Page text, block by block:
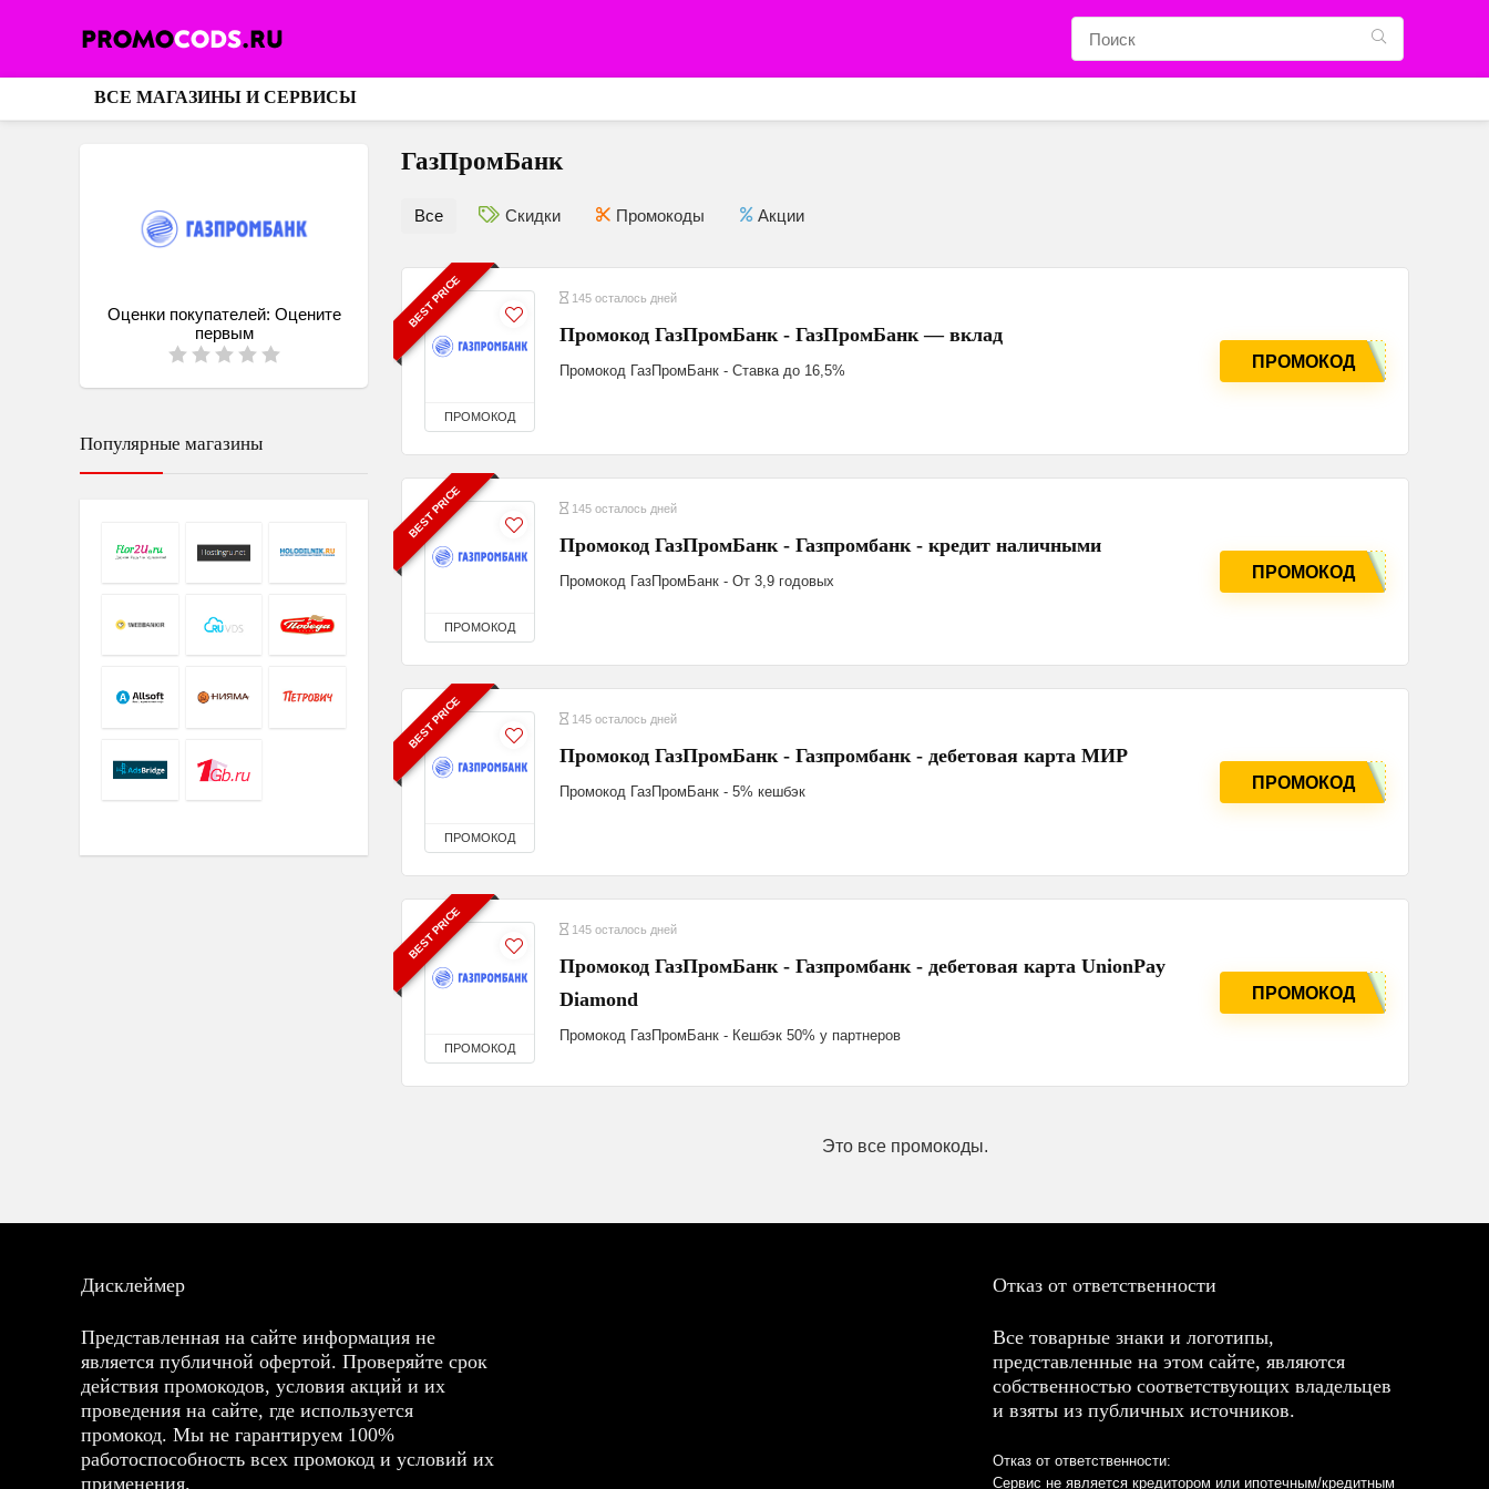
ВСЕ МАГАЗИНЫ И СЕРВИСЫ
ГазПромБанк
Оценки покупателей: Оцените
первым
Все Скидки Промокоды Акции
BEST PRICE
ПРОМОКОД
145 осталось дней
Промокод ГазПромБанк - ГазПромБанк — вклад
Промокод ГазПромБанк - Ставка до 16,5% ПРОМОКОД
BEST PRICE
ПРОМОКОД
145 осталось дней
Промокод ГазПромБанк - Газпромбанк - кредит наличными
Промокод ГазПромБанк - От 3,9 годовых ПРОМОКОД
BEST PRICE
ПРОМОКОД
145 осталось дней
Промокод ГазПромБанк - Газпромбанк - дебетовая карта МИР
Промокод ГазПромБанк - 5% кешбэк ПРОМОКОД
BEST PRICE
ПРОМОКОД
145 осталось дней
Промокод ГазПромБанк - Газпромбанк - дебетовая карта UnionPay
Diamond
Промокод ГазПромБанк - Кешбэк 50% у партнеров
ПРОМОКОД
Это все промокоды.
Популярные магазины
Дисклеймер
Представленная на сайте информация не
является публичной офертой. Проверяйте срок
действия промокодов, условия акций и их
проведения на сайте, где используется
промокод. Мы не гарантируем 100%
работоспособность всех промокод и условий их
применения.
Отказ от ответственности
Все товарные знаки и логотипы,
представленные на этом сайте, являются
собственностью соответствующих владельцев
и взяты из публичных источников.
Отказ от ответственности:
Сервис не является кредитором или ипотечным/кредитным